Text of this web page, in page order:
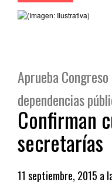
Aprueba
dependencias
Confirman
secretarías
11 septiembre, 2015 a